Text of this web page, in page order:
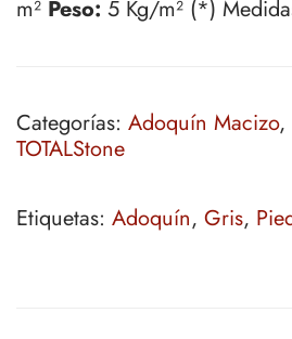
m² Peso: 5 Kg/m² (*)
Categorías: Adoquín Macizo,
TOTALStone
Etiquetas: Adoquín, Gris,